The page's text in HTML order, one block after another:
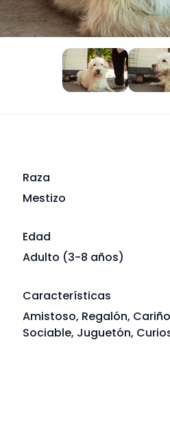
Raza
Mestizo
Edad
Adulto (3-8 años)
Características
Amistoso, Regalón,
Sociable, Juguetón,